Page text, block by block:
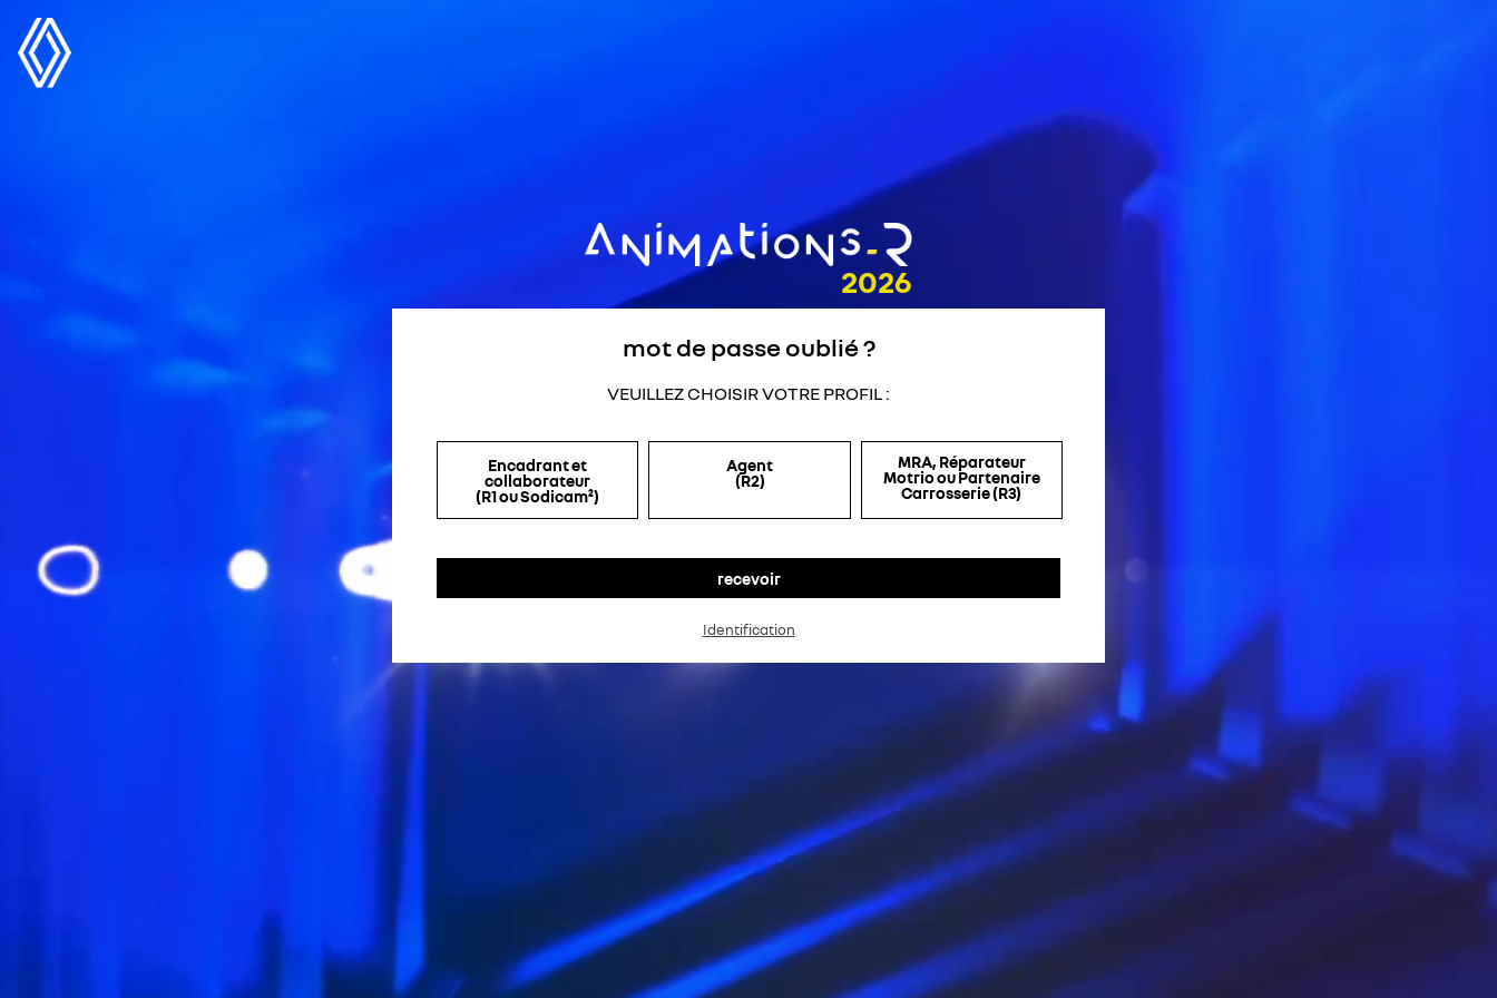
mot de passe oublié ?
VEUILLEZ CHOISIR VOTRE PROFIL :
Encadrant et
collaborateur
(R1 ou Sodicam²)
Agent
(R2)
MRA, Réparateur
Motrio ou Partenaire
Carrosserie (R3)
Identification